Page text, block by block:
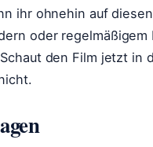
ihr ohnehin auf
oder
den Film jetzt in